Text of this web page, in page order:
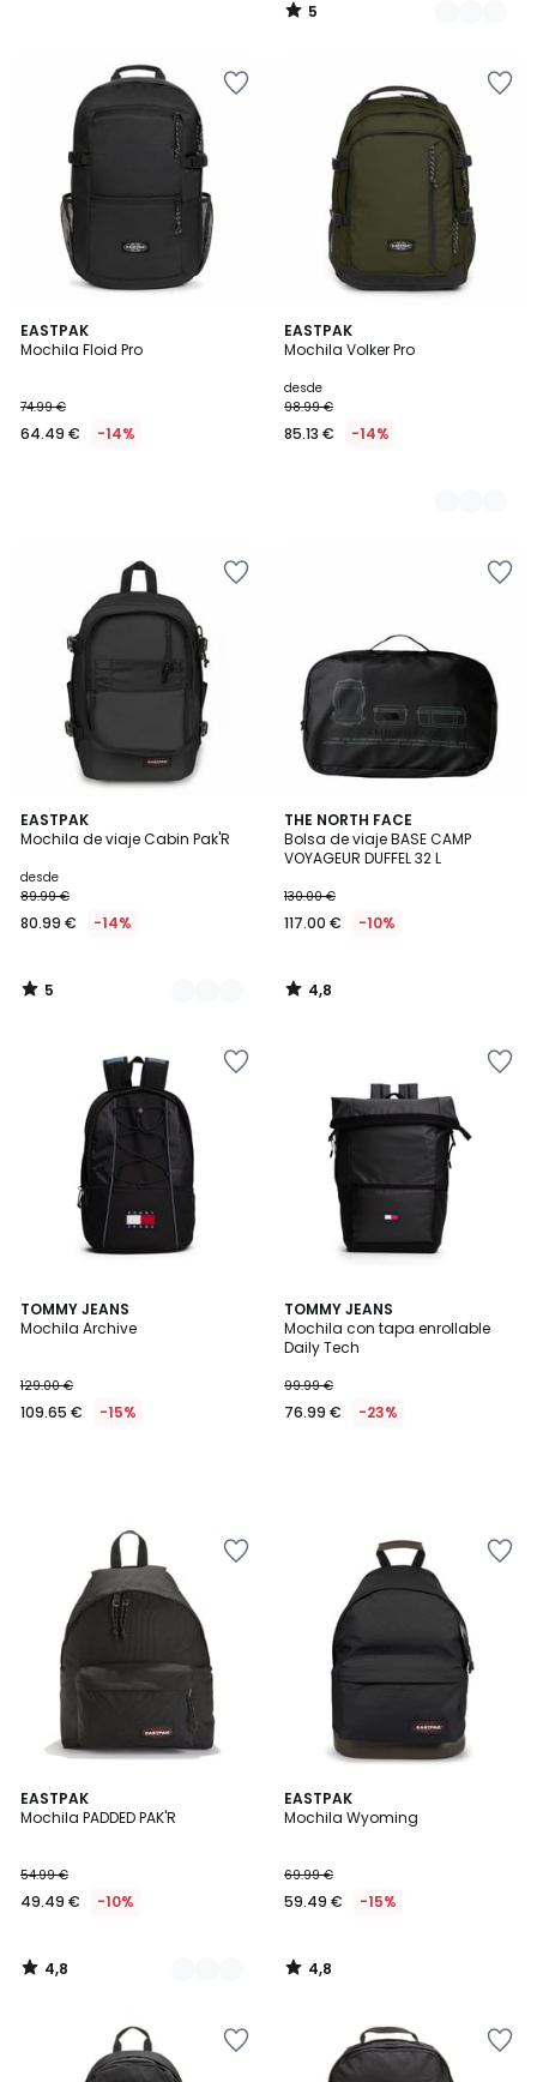
5
/
EASTPAK
Mochila Floid Pro
74.99 €
64.49 € -14%
EASTPAK
Mochila Volker Pro
desde
98.99 €
85.13 € -14%
2
Colores
EASTPAK
Mochila de viaje Cabin Pak'R
desde
89.99 €
80.99 € -14%
5
/
2
Colores
5
/
THE NORTH FACE
Bolsa de viaje BASE CAMP
VOYAGEUR DUFFEL 32 L
130.00 €
117.00 € -10%
4,8
/ 5
4,8
/
TOMMY JEANS
Mochila Archive
129.00 €
109.65 € -15%
TOMMY JEANS
Mochila con tapa enrollable
Daily Tech
99.99 €
76.99 € -23%
EASTPAK
Mochila PADDED PAK'R
54.99 €
49.49 € -10%
4,8
/ 5
3
Colores
4,8
/
EASTPAK
Mochila Wyoming
69.99 €
59.49 € -15%
4,8
/ 5
4,8
/